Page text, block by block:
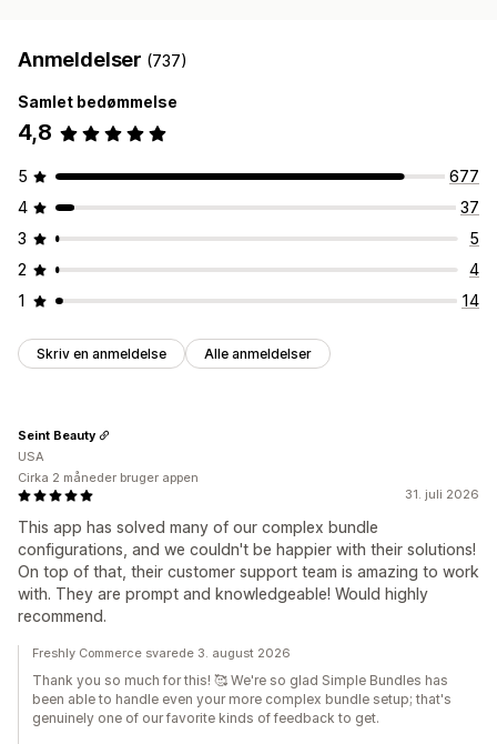
Anmeldelser (737)
Samlet bedømmelse
4,8
5
677
4
37
3
5
2
4
1
14
Skriv en anmeldelse Alle anmeldelser
31. juli 2026
This app has solved many of our complex bundle
configurations, and we couldn't be happier with their solutions!
On top of that, their customer support team is amazing to work
with. They are prompt and knowledgeable! Would highly
recommend.
Seint Beauty
USA
Cirka 2 måneder bruger appen
Freshly Commerce svarede 3. august 2026
Thank you so much for this! 🥰 We're so glad Simple Bundles has
been able to handle even your more complex bundle setup; that's
genuinely one of our favorite kinds of feedback to get.